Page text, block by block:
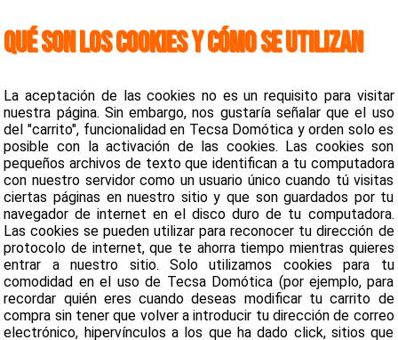
QUÉ SON LOS COOKIES Y CÓMO SE UTILIZAN
La aceptación de las cookies no es un requisito para visitar
nuestra página. Sin embargo, nos gustaría señalar que el uso
del "carrito", funcionalidad en Tecsa Domótica y orden solo es
posible con la activación de las cookies. Las cookies son
pequeños archivos de texto que identifican a tu computadora
con nuestro servidor como un usuario único cuando tú visitas
ciertas páginas en nuestro sitio y que son guardados por tu
navegador de internet en el disco duro de tu computadora.
Las cookies se pueden utilizar para reconocer tu dirección de
protocolo de internet, que te ahorra tiempo mientras quieres
entrar a nuestro sitio. Solo utilizamos cookies para tu
comodidad en el uso de Tecsa Domótica (por ejemplo, para
recordar quién eres cuando deseas modificar tu carrito de
compra sin tener que volver a introducir tu dirección de correo
electrónico, hipervínculos a los que ha dado click, sitios que